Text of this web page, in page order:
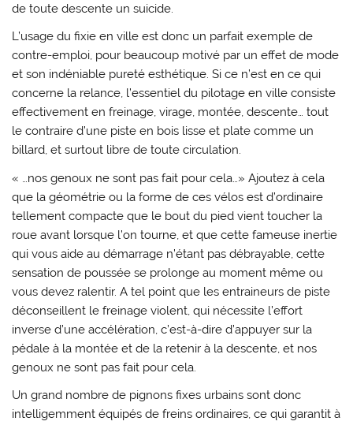
de toute descente un suicide.
L’usage du fixie en ville est donc un parfait exemple de
contre-emploi, pour beaucoup motivé par un effet de mode
et son indéniable pureté esthétique. Si ce n’est en ce qui
concerne la relance, l’essentiel du pilotage en ville consiste
effectivement en freinage, virage, montée, descente… tout
le contraire d’une piste en bois lisse et plate comme un
billard, et surtout libre de toute circulation.
« …nos genoux ne sont pas fait pour cela…» Ajoutez à cela
que la géométrie ou la forme de ces vélos est d’ordinaire
tellement compacte que le bout du pied vient toucher la
roue avant lorsque l’on tourne, et que cette fameuse inertie
qui vous aide au démarrage n’étant pas débrayable, cette
sensation de poussée se prolonge au moment même ou
vous devez ralentir. A tel point que les entraineurs de piste
déconseillent le freinage violent, qui nécessite l’effort
inverse d’une accélération, c’est-à-dire d’appuyer sur la
pédale à la montée et de la retenir à la descente, et nos
genoux ne sont pas fait pour cela.
Un grand nombre de pignons fixes urbains sont donc
intelligemment équipés de freins ordinaires, ce qui garantit à